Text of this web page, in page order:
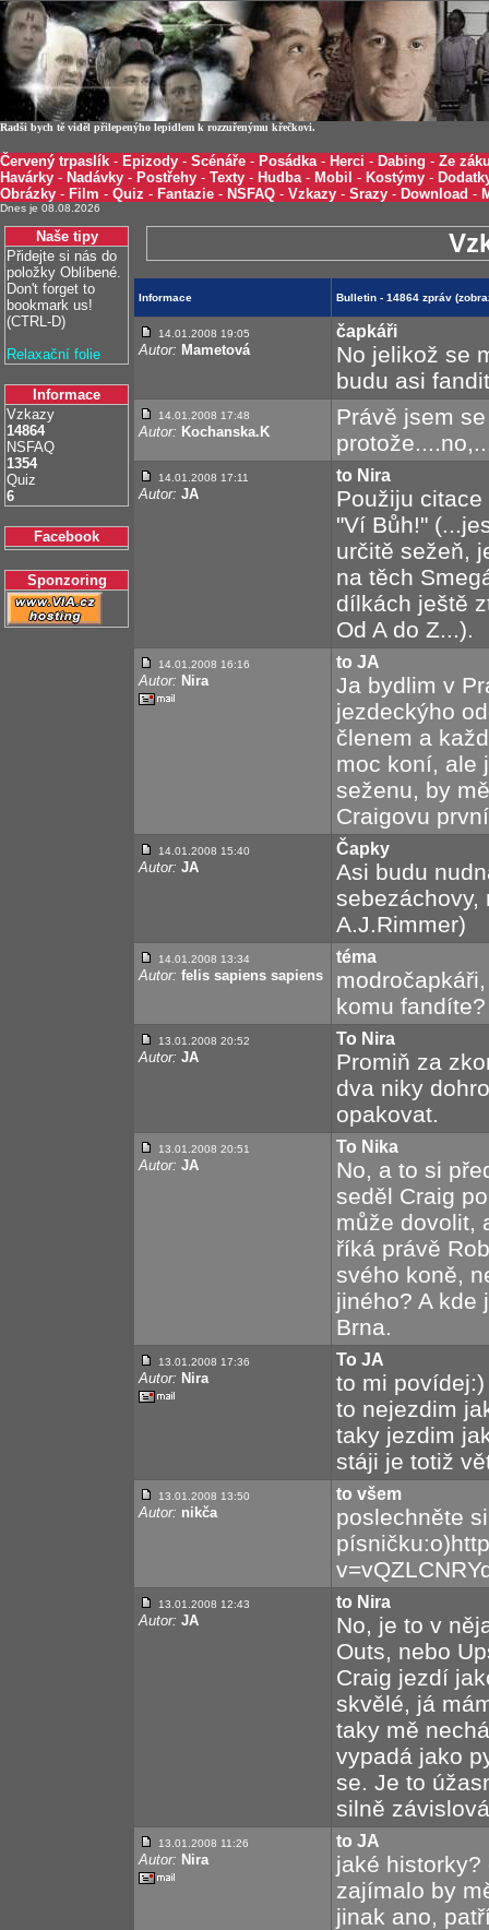
Radši bych tě viděl přilepenýho lepidlem k rozzuřenýmu křečkovi.
Červený trpaslík - Epizody - Scénáře - Posádka- Herci - Dabing - Ze
Havárky - Nadávky - Postřehy - Texty - Hudba- Mobil - Kostýmy -
Obrázky - Film - Quiz - Fantazie - NSFAQ - Vzkazy - Srazy - Download -
Dnes je 08.08.2026
Naše tipy
Přidejte si nás do
položky Oblíbené.
Don't forget to
bookmark us!
(CTRL-D)
Relaxační folie
Informace
Vzkazy
14864
NSFAQ
1354
Quiz
6
Facebook
Sponzoring
Informace Bulletin - 14864 zpráv
14.01.2008 19:05
Autor: Mametová
čapkáři
No jelikož se
budu asi
14.01.2008 17:48
Autor: Kochanska.K
Právě jsem
14.01.2008 17:11
Autor: JA
to Nira
Použiju
"Ví Bůh!"
určitě sežeň,
na těch
dílkách ještě
Od A do Z...).
14.01.2008 16:16
Autor: Nira
to JA
Ja bydlim v
jezdeckýho
členem a
moc koní, ale
seženu, by
Craigovu
14.01.2008 15:40
Autor: JA
Čapky
Asi budu
sebezáchovy,
A.J.Rimmer)
14.01.2008 13:34
Autor: felis sapiens sapiens
téma
komu fandíte?
13.01.2008 20:52
Autor: JA
To Nira
Promiň za
dva niky
opakovat.
13.01.2008 20:51
Autor: JA
To Nika
No, a to si
seděl Craig
může dovolit,
říká právě
svého koně,
jiného? A kde
Brna.
13.01.2008 17:36
Autor: Nira
To JA
to mi
to nejezdim
taky jezdim
stáji je totiž
13.01.2008 13:50
Autor: nikča
to všem
poslechněte
13.01.2008 12:43
Autor: JA
to Nira
No, je to v
Outs, nebo
Craig jezdí
skvělé, já
taky mě
vypadá jako
se. Je to
silně
13.01.2008 11:26
Autor: Nira
to JA
jaké
zajímalo by
jinak ano,